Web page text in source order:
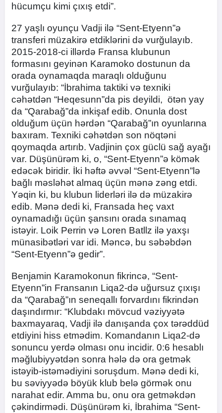
hücumçu kimi çıxış etdi”.
27 yaşlı oyunçu Vadji ilə “Sent-Etyenn”ə
transferi müzakirə etdiklərini də vurğulayıb.
2015-2018-ci illərdə Fransa klubunun
formasını geyinən Karamoko dostunun da
orada oynamaqda maraqlı olduğunu
vurğulayıb: “İbrahima taktiki və texniki
cəhətdən “Heqesunn”da pis deyildi, ötən yay
da “Qarabağ”da inkişaf edib. Onunla dost
olduğum üçün hərdən “Qarabağ”ın oyunlarına
baxıram. Texniki cəhətdən son nöqtəni
qoymaqda artırıb. Vadjinin çox güclü sağ ayağı
var. Düşünürəm ki, o, “Sent-Etyenn”ə kömək
edəcək biridir. İki həftə əvvəl “Sent-Etyenn”lə
bağlı məsləhət almaq üçün mənə zəng etdi.
Yəqin ki, bu klubun liderləri ilə də müzakirə
edib. Mənə dedi ki, Fransada heç vaxt
oynamadığı üçün şansını orada sınamaq
istəyir. Loik Perrin və Loren Batllz ilə yaxşı
münasibətləri var idi. Məncə, bu səbəbdən
“Sent-Etyenn”ə gedir”.
Benjamin Karamokonun fikrincə, “Sent-
Etyenn”in Fransanın Liqa2-də uğursuz çıxışı
da “Qarabağ”ın seneqallı forvardını fikrindən
daşındırmır: “Klubdakı mövcud vəziyyətə
baxmayaraq, Vadji ilə danışanda çox tərəddüd
etdiyini hiss etmədim. Komandanın Liqa2-də
sonuncu yerdə olması onu incidir. 0:6 hesablı
məğlubiyyətdən sonra hələ də ora getmək
istəyib-istəmədiyini soruşdum. Mənə dedi ki,
bu səviyyədə böyük klub belə görmək onu
narahat edir. Amma bu, onu ora getməkdən
çəkindirmədi. Düşünürəm ki, İbrahima “Sent-